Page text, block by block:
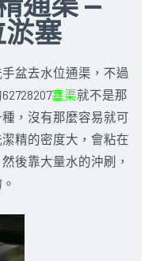
塞
盆去水位通渠，不過
塞渠就不是那
，沒有那麼容易就可
精的密度大，會粘在
後靠大量水的沖刷，